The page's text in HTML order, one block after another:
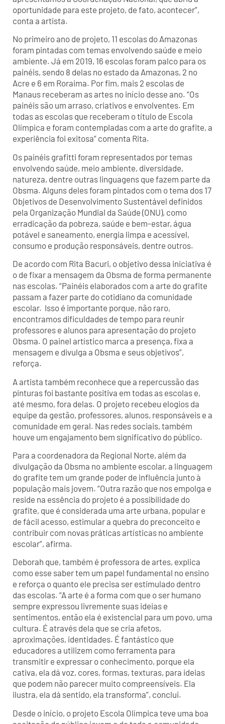
oportunidade para este projeto, de fato, acontecer”,
conta a artista.
No primeiro ano de projeto, 11 escolas do Amazonas
foram pintadas com temas envolvendo saúde e meio
ambiente. Já em 2019, 16 escolas foram palco para os
painéis, sendo 8 delas no estado da Amazonas, 2 no
Acre e 6 em Roraima. Por fim, mais 2 escolas de
Manaus receberam as artes no início desse ano. “Os
painéis são um arraso, criativos e envolventes. Em
todas as escolas que receberam o título de Escola
Olímpica e foram contempladas com a arte do grafite, a
experiência foi exitosa” comenta Rita.
Os painéis grafitti foram representados por temas
envolvendo saúde, meio ambiente, diversidade,
natureza, dentre outras linguagens que fazem parte da
Obsma. Alguns deles foram pintados com o tema dos 17
Objetivos de Desenvolvimento Sustentável definidos
pela Organização Mundial da Saúde (ONU), como
erradicação da pobreza, saúde e bem-estar, água
potável e saneamento, energia limpa e acessível,
consumo e produção responsáveis, dentre outros.
De acordo com Rita Bacuri, o objetivo dessa iniciativa é
o de fixar a mensagem da Obsma de forma permanente
nas escolas. “Painéis elaborados com a arte do grafite
passam a fazer parte do cotidiano da comunidade
escolar. Isso é importante porque, não raro,
encontramos dificuldades de tempo para reunir
professores e alunos para apresentação do projeto
Obsma. O painel artístico marca a presença, fixa a
mensagem e divulga a Obsma e seus objetivos”,
reforça.
A artista também reconhece que a repercussão das
pinturas foi bastante positiva em todas as escolas e,
até mesmo, fora delas. O projeto recebeu elogios da
equipe da gestão, professores, alunos, responsáveis e a
comunidade em geral. Nas redes sociais, também
houve um engajamento bem significativo do público.
Para a coordenadora da Regional Norte, além da
divulgação da Obsma no ambiente escolar, a linguagem
do grafite tem um grande poder de influência junto à
população mais jovem. “Outra razão que nos empolga e
reside na essência do projeto é a possibilidade do
grafite, que é considerada uma arte urbana, popular e
de fácil acesso, estimular a quebra do preconceito e
contribuir com novas práticas artísticas no ambiente
escolar”, afirma.
Deborah que, também é professora de artes, explica
como esse saber tem um papel fundamental no ensino
e reforça o quanto ele precisa ser estimulado dentro
das escolas. “A arte é a forma com que o ser humano
sempre expressou livremente suas ideias e
sentimentos, então ela é existencial para um povo, uma
cultura. É através dela que se cria afetos,
aproximações, identidades. É fantástico que
educadores a utilizem como ferramenta para
transmitir e expressar o conhecimento, porque ela
cativa, ela dá voz, cores, formas, texturas, para ideias
que podem não parecer muito compreensíveis. Ela
ilustra, ela dá sentido, ela transforma”, conclui.
Desde o início, o projeto Escola Olímpica teve uma boa